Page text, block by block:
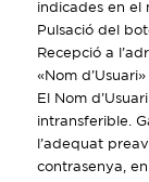
indicades en el
Pulsació del
Recepció a
«Nom
El Nom
intransferible.
l’adequat
contrasenya,